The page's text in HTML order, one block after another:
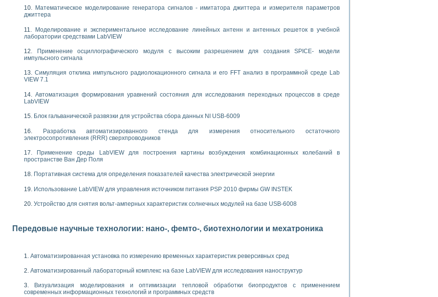
течения в расширяющемся канале
«Изучение магнитных свойств ферромагнетиков. Петля гистерезиса» с использованием графической среды программирования LabVIEW
интерфейсов обмена по протоколам RS232 и GPIB / имитатор оконечного устройства по интерфейсу RS232
переходных характеристик асинхронных двигателей при пуске
результатов измерительного экспримента
измерений с помощью LabVIEW
Назначение. Состав. Возможности
и корреляционный анализ"
обеспечение учебных лабораторных стендов
LabVIEW
лабораторный практикум по курсу «радиотехнические цепи и сигналы»
одномерных сигналов на основе алгоритма полигармонической экстраполяции
INSTRUMENTS в операционной системе LINUX
принципа действия универсального цифрового вольтметра
принимаемых решений в среде LabVIEW
информационно-измерительным системам (ИИС)
работы «Имитационное моделирование погрешностей канала измерения температуры» в среде LabVIEW
национального проекта «Образование» технологий NATIONAL INSTRUMENTS в Нижегородском госуниверситете им. Н.И. Лобачевского
решателей обыкновенных дифференциальных уравнений инструментальных систем моделирования
практикумов на кафедре информационных систем МИРЭА
Математическое моделирование генератора сигналов - имитатора джиттера и измерителя параметров
джиттера
Моделирование и экспериментальное исследование линейных антенн и антенных решеток в учебной
лаборатории средствами LabVIEW
Применение осциллографического модуля с высоким разрешением для создания SPICE- модели
импульсного сигнала
Симуляция отклика импульсного радиолокационного сигнала и его FFT анализ в программной среде Lab
VIEW 7.1
Автоматизация формирования уравнений состояния для исследования переходных процессов в среде
LabVIEW
Блок гальванической развязки для устройства сбора данных NI USB-6009
Разработка автоматизированного стенда для измерения относительного остаточного
электросопротивления (RRR) сверхпроводников
Применение среды LabVIEW для построения картины возбуждения комбинационных колебаний в
пространстве Ван Дер Поля
Портативная система для определения показателей качества электрической энергии
Использование LabVIEW для управления источником питания PSP 2010 фирмы GW INSTEK
Устройство для снятия вольт-амперных характеристик солнечных модулей на базе USB-6008
Передовые научные технологии: нано-, фемто-, биотехнологии и мехатроника
Автоматизированная установка по измерению временных характеристик реверсивных сред
Автоматизированный лабораторный комплекс на базе LabVIEW для исследования наноструктур
Визуализация моделирования и оптимизации тепловой обработки биопродуктов с применением
современных информационных технологий и программных средств